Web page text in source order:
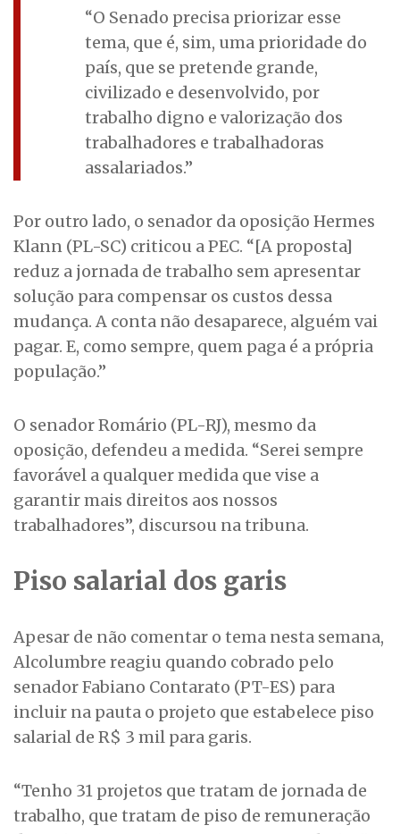
“O Senado precisa priorizar esse
tema, que é, sim, uma prioridade do
país, que se pretende grande,
civilizado e desenvolvido, por
trabalho digno e valorização dos
trabalhadores e trabalhadoras
assalariados.”
Por outro lado, o senador da oposição Hermes
Klann (PL-SC) criticou a PEC. “[A proposta]
reduz a jornada de trabalho sem apresentar
solução para compensar os custos dessa
mudança. A conta não desaparece, alguém vai
pagar. E, como sempre, quem paga é a própria
população.”
O senador Romário (PL-RJ), mesmo da
oposição, defendeu a medida. “Serei sempre
favorável a qualquer medida que vise a
garantir mais direitos aos nossos
trabalhadores”, discursou na tribuna.
Piso salarial dos garis
Apesar de não comentar o tema nesta semana,
Alcolumbre reagiu quando cobrado pelo
senador Fabiano Contarato (PT-ES) para
incluir na pauta o projeto que estabelece piso
salarial de R$ 3 mil para garis.
“Tenho 31 projetos que tratam de jornada de
trabalho, que tratam de piso de remuneração